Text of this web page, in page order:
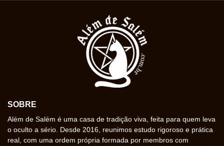
SOBRE
Além de Salém é uma casa de tradição viva, feita para quem leva
o oculto a sério. Desde 2016, reunimos estudo rigoroso e prática
real, com uma ordem própria formada por membros com